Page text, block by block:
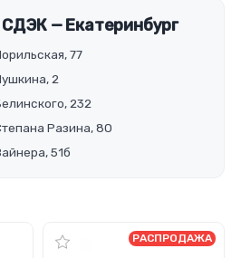
— Екатеринбург
77
2
232
Разина, 80
51б
РАСПРОДАЖА